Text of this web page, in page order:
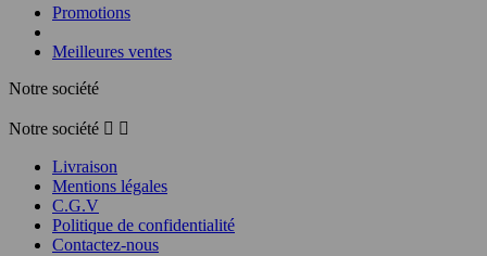
Promotions
Meilleures ventes
Notre société
Notre société  
Livraison
Mentions légales
C.G.V
Politique de confidentialité
Contactez-nous